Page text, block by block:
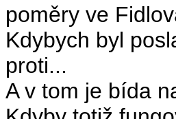
poměry ve
Kdybych byl
proti...
A v tom je bída